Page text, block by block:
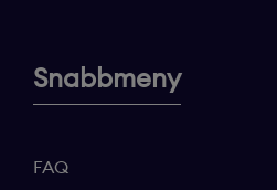
Snabbmeny
FAQ